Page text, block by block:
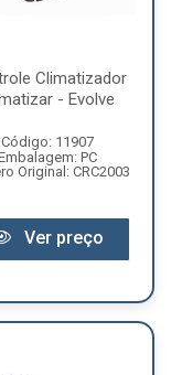
Climatizador
- Evolve
Código: 11907
PC
Original: CRC2003
Ver preço